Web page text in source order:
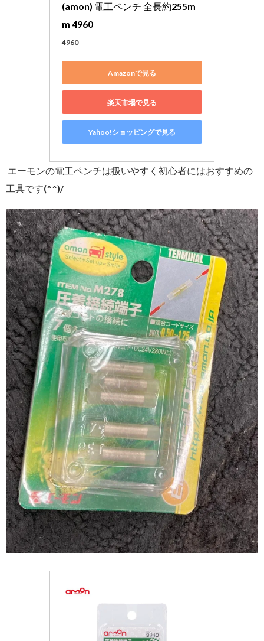
(amon) 電工ペンチ 全長約255m
m 4960
4960
Amazonで見る
楽天市場で見る
Yahoo!ショッピングで見る
エーモンの電工ペンチは扱いやすく初心者にはおすすめの
工具です(^^)/